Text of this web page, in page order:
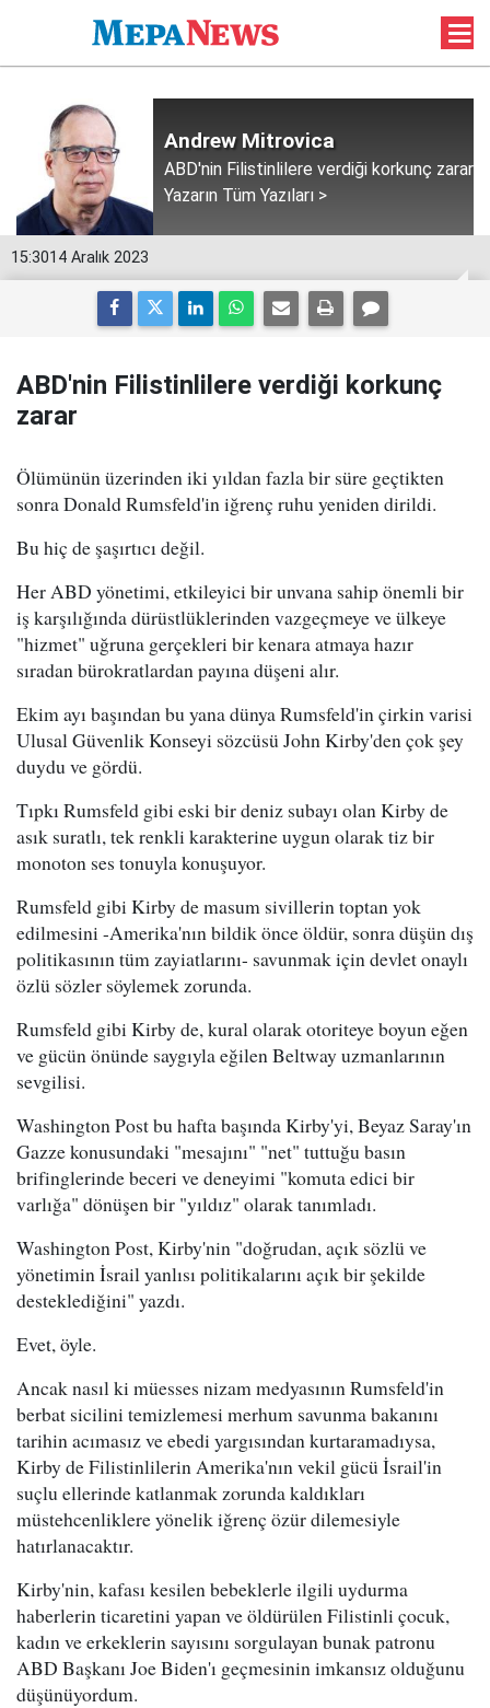
Andrew Mitrovica
ABD'nin Filistinlilere verdiği korkunç zarar
Yazarın Tüm Yazıları >
15:3014 Aralık 2023
ABD'nin Filistinlilere verdiği korkunç
zarar
Ölümünün üzerinden iki yıldan fazla bir süre geçtikten
sonra Donald Rumsfeld'in iğrenç ruhu yeniden dirildi.
Bu hiç de şaşırtıcı değil.
Her ABD yönetimi, etkileyici bir unvana sahip önemli bir
iş karşılığında dürüstlüklerinden vazgeçmeye ve ülkeye
"hizmet" uğruna gerçekleri bir kenara atmaya hazır
sıradan bürokratlardan payına düşeni alır.
Ekim ayı başından bu yana dünya Rumsfeld'in çirkin varisi
Ulusal Güvenlik Konseyi sözcüsü John Kirby'den çok şey
duydu ve gördü.
Tıpkı Rumsfeld gibi eski bir deniz subayı olan Kirby de
asık suratlı, tek renkli karakterine uygun olarak tiz bir
monoton ses tonuyla konuşuyor.
Rumsfeld gibi Kirby de masum sivillerin toptan yok
edilmesini -Amerika'nın bildik önce öldür, sonra düşün dış
politikasının tüm zayiatlarını- savunmak için devlet onaylı
özlü sözler söylemek zorunda.
Rumsfeld gibi Kirby de, kural olarak otoriteye boyun eğen
ve gücün önünde saygıyla eğilen Beltway uzmanlarının
sevgilisi.
Washington Post bu hafta başında Kirby'yi, Beyaz Saray'ın
Gazze konusundaki "mesajını" "net" tuttuğu basın
brifinglerinde beceri ve deneyimi "komuta edici bir
varlığa" dönüşen bir "yıldız" olarak tanımladı.
Washington Post, Kirby'nin "doğrudan, açık sözlü ve
yönetimin İsrail yanlısı politikalarını açık bir şekilde
desteklediğini" yazdı.
Evet, öyle.
Ancak nasıl ki müesses nizam medyasının Rumsfeld'in
berbat sicilini temizlemesi merhum savunma bakanını
tarihin acımasız ve ebedi yargısından kurtaramadıysa,
Kirby de Filistinlilerin Amerika'nın vekil gücü İsrail'in
suçlu ellerinde katlanmak zorunda kaldıkları
müstehcenliklere yönelik iğrenç özür dilemesiyle
hatırlanacaktır.
Kirby'nin, kafası kesilen bebeklerle ilgili uydurma
haberlerin ticaretini yapan ve öldürülen Filistinli çocuk,
kadın ve erkeklerin sayısını sorgulayan bunak patronu
ABD Başkanı Joe Biden'ı geçmesinin imkansız olduğunu
düşünüyordum.